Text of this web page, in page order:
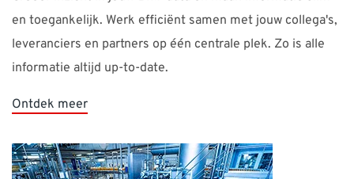
informatie altijd up-to-date.
Ontdek meer